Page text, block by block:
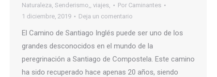
Naturaleza, Senderismo,, viajes, Por Caminantes
1 diciembre, 2019
Deja un comentario
El Camino de Santiago Inglés puede ser uno de los
grandes desconocidos en el mundo de la
peregrinación a Santiago de Compostela. Este camino
ha sido recuperado hace apenas 20 años, siendo